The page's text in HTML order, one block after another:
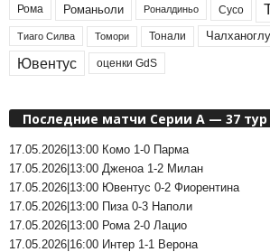
Рома Романьоли Роналдиньо Сусо
Тиаго Силва Томори Тонали Чалханоглу
Ювентус оценки GdS
Последние матчи Серии А — 37 тур
17.05.2026|13:00 Комо 1-0 Парма
17.05.2026|13:00 Дженоа 1-2 Милан
17.05.2026|13:00 Ювентус 0-2 Фиорентина
17.05.2026|13:00 Пиза 0-3 Наполи
17.05.2026|13:00 Рома 2-0 Лацио
17.05.2026|16:00 Интер 1-1 Верона